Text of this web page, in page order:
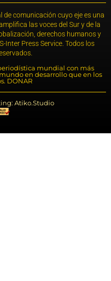
comunicación cuyo eje es una
las voces del Sur y de la
derechos humanos y
Inter Press Service. Todos los
mundial con más
en desarrollo que en los
DONAR
Atiko.Studio